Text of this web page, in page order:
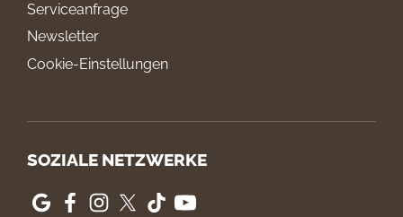
Serviceanfrage
Newsletter
Cookie-Einstellungen
SOZIALE NETZWERKE